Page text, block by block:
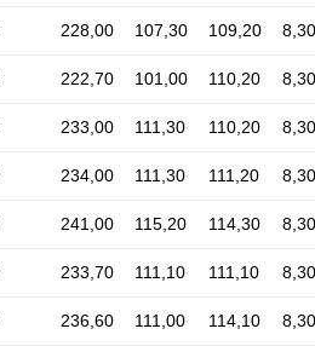
228,00 107,30 109,20 8,30
222,70 101,00 110,20 8,30
233,00 111,30 110,20 8,30
234,00 111,30 111,20 8,30
241,00 115,20 114,30 8,30
233,70 111,10 111,10 8,30
236,60 111,00 114,10 8,30